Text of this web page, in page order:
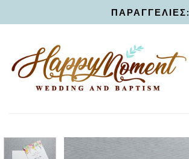
to
ΠΑΡΑΓΓΕΛΙΕΣ: